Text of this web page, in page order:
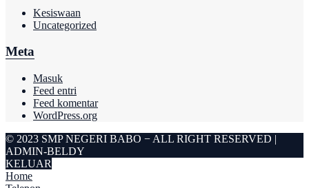
Kesiswaan
Uncategorized
Meta
Masuk
Feed entri
Feed komentar
WordPress.org
© 2023 SMP NEGERI BABO − ALL RIGHT RESERVED |
ADMIN-BELDY
KELUAR
Home